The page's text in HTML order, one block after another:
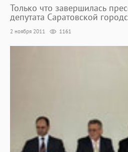
Только что завершилась
депутата Саратовской
2 ноября 2011 1161